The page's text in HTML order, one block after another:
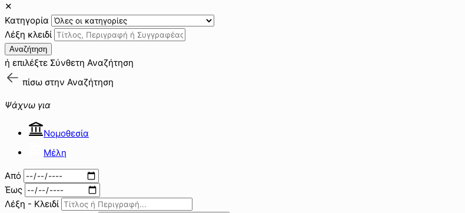
✕
Κατηγορία
Λέξη κλειδί
Αναζήτηση
ή επιλέξτε Σύνθετη Αναζήτηση
πίσω στην Αναζήτηση
Ψάχνω για
Νομοθεσία
Μέλη
Από
Έως
Λέξη - Κλειδί